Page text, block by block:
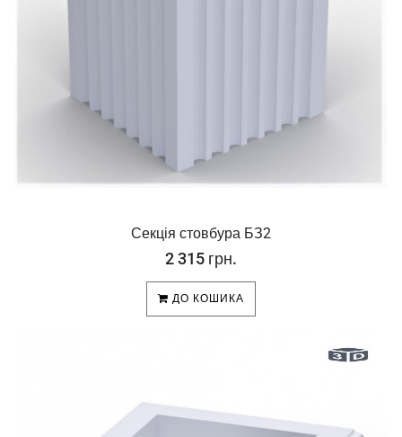
Секція стовбура БЗ2
2 315 грн.
ДО КОШИКА